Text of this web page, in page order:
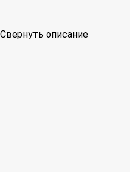
Свернуть описание